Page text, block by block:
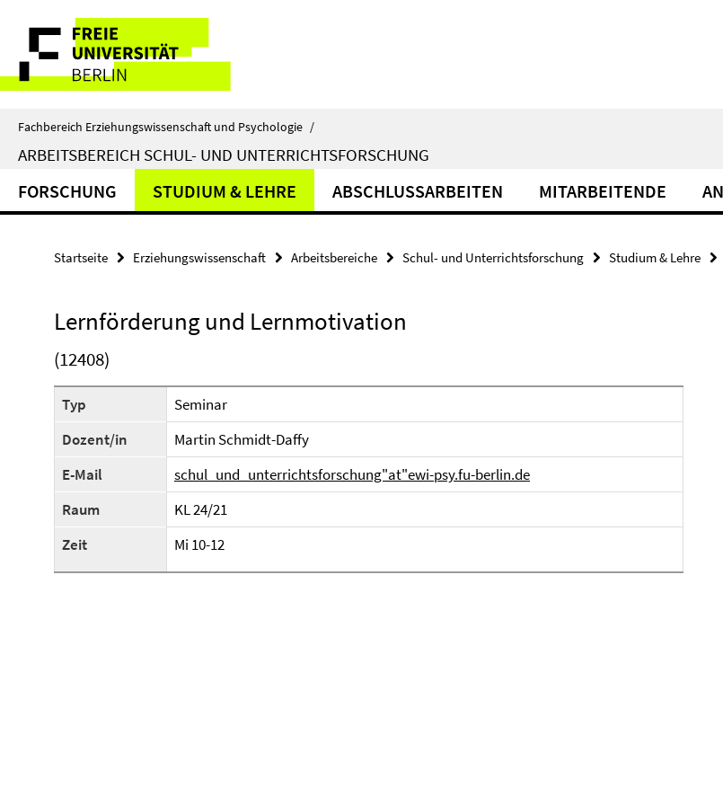
direkt
Inhalt
Service-
Navigation
Fachbereich Erziehungswissenschaft und Psychologie /
ARBEITSBEREICH SCHUL- UND UNTERRICHTSFORSCHUNG
FORSCHUNG STUDIUM & LEHRE ABSCHLUSSARBEITEN MITARBEITENDE
Startseite Erziehungswissenschaft Arbeitsbereiche Schul- und Unterrichtsforschung Studium & Lehre
Lernförderung und Lernmotivation
(12408)
Typ
Seminar
Dozent/in
Martin Schmidt-Daffy
E-Mail
schul_und_unterrichtsforschung"at"ewi-psy.fu-berlin.de
Raum
KL 24/21
Zeit
Mi 10-12